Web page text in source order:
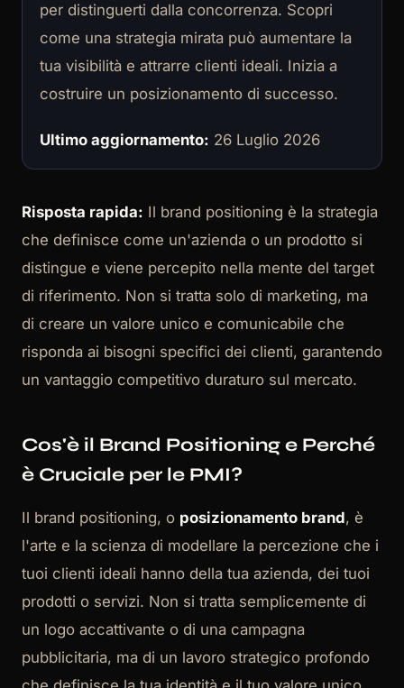
per distinguerti dalla concorrenza. Scopri
come una strategia mirata può aumentare la
tua visibilità e attrarre clienti ideali. Inizia a
costruire un posizionamento di successo.
Ultimo aggiornamento: 26 Luglio 2026
Risposta rapida: Il brand positioning è la strategia
che definisce come un'azienda o un prodotto si
distingue e viene percepito nella mente del target
di riferimento. Non si tratta solo di marketing, ma
di creare un valore unico e comunicabile che
risponda ai bisogni specifici dei clienti, garantendo
un vantaggio competitivo duraturo sul mercato.
Cos'è il Brand Positioning e Perché
è Cruciale per le PMI?
Il brand positioning, o posizionamento brand, è
l'arte e la scienza di modellare la percezione che i
tuoi clienti ideali hanno della tua azienda, dei tuoi
prodotti o servizi. Non si tratta semplicemente di
un logo accattivante o di una campagna
pubblicitaria, ma di un lavoro strategico profondo